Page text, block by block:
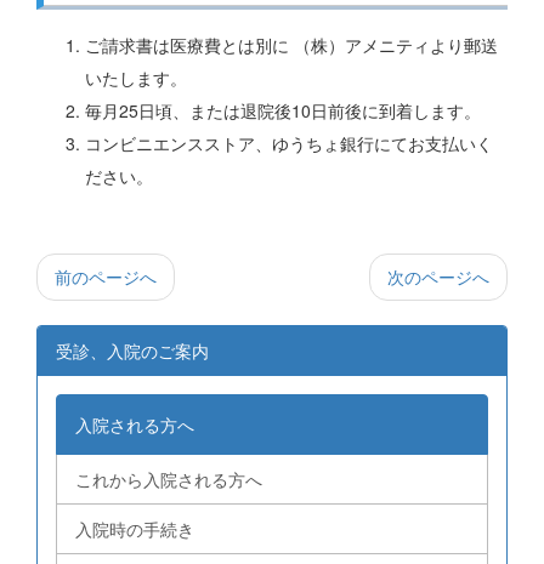
ご請求書は医療費とは別に （株）アメニティより郵送
いたします。
毎月25日頃、または退院後10日前後に到着します。
コンビニエンスストア、ゆうちょ銀行にてお支払いく
ださい。
前のページへ 次のページへ
受診、入院のご案内
入院される方へ
これから入院される方へ
入院時の手続き